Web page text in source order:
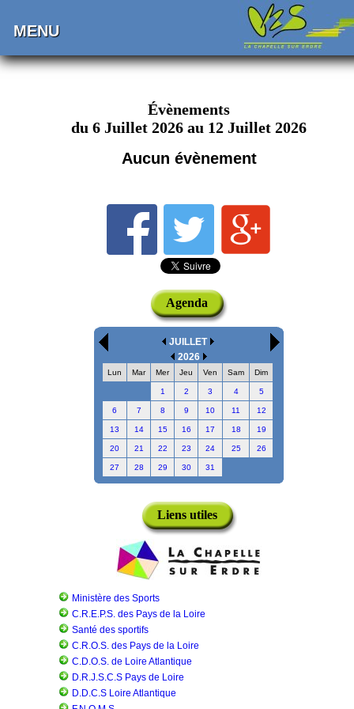
MENU
Évènements
du 6 Juillet 2026 au 12 Juillet 2026
Aucun évènement
Agenda
JUILLET
2026
Lun Mar Mer Jeu Ven Sam Dim
1 2 3 4 5
6 7 8 9 10 11 12
13 14 15 16 17 18 19
20 21 22 23 24 25 26
27 28 29 30 31
Liens utiles
Ministère des Sports
C.R.E.P.S. des Pays de la Loire
Santé des sportifs
C.R.O.S. des Pays de la Loire
C.D.O.S. de Loire Atlantique
D.R.J.S.C.S Pays de Loire
D.D.C.S Loire Atlantique